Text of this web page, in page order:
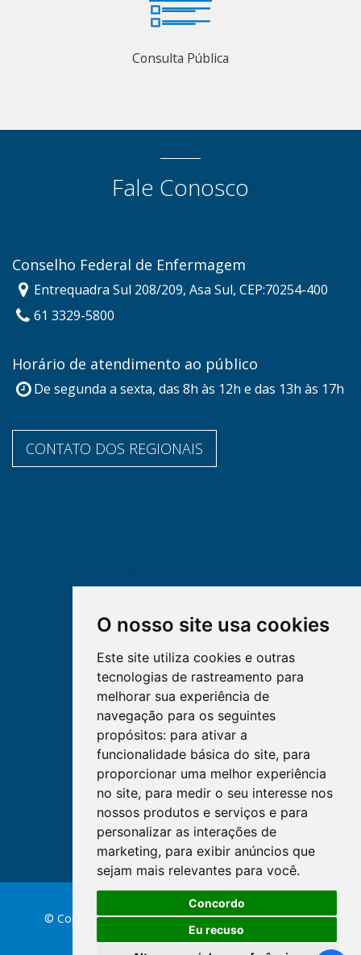
O nosso site usa cookies
Este site utiliza cookies e outras
tecnologias de rastreamento para
melhorar sua experiência de
navegação para os seguintes
propósitos: para ativar a
funcionalidade básica do site, para
proporcionar uma melhor experiência
no site, para medir o seu interesse nos
nossos produtos e serviços e para
personalizar as interações de
marketing, para exibir anúncios que
sejam mais relevantes para você.
Concordo
Eu recuso
Consulta Pública
Fale Conosco
Conselho Federal de Enfermagem
Entrequadra Sul 208/209, Asa Sul, CEP:70254-400
61 3329-5800
Horário de atendimento ao público
De segunda a sexta, das 8h às 12h e das 13h às 17h
CONTATO DOS REGIONAIS
© Copyright 2026 Conselho Federal de Enfermagem